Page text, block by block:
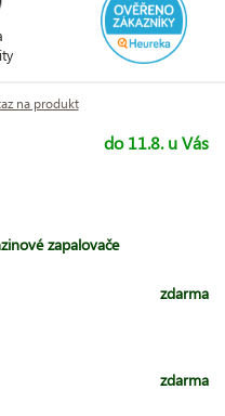
na produkt
do 11.8. u Vás
zapalovače
zdarma
zdarma